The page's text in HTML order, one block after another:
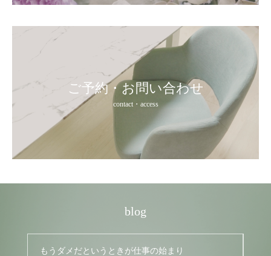
ご予約・お問い合わせ
contact・access
blog
もうダメだというときが仕事の始まり